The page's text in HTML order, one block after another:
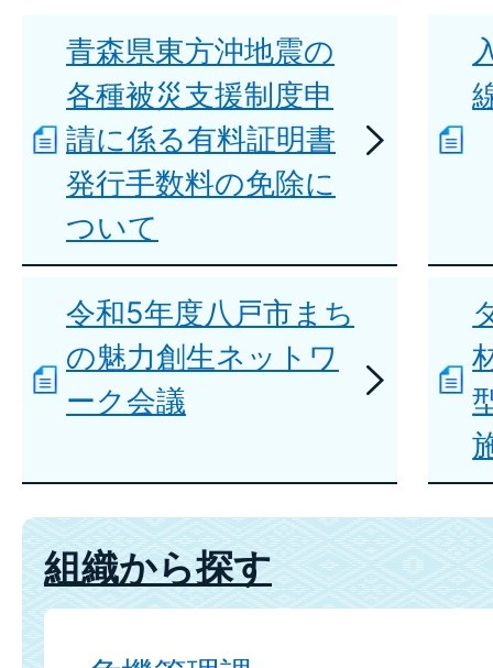
青森県東方沖地震の
各種被災支援制度申
請に係る有料証明書
発行手数料の免除に
ついて
令和5年度八戸市まち
の魅力創生ネットワ
ーク会議
組織から探す